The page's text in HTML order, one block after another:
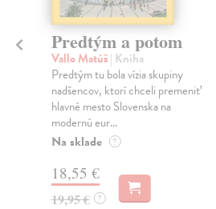
Predtým a potom
Vallo Matúš| Kniha
Predtým tu bola vízia skupiny
nadšencov, ktorí chceli premeniť
hlavné mesto Slovenska na
modernú eur...
Na sklade ?
18,55 €
19,95 € ?